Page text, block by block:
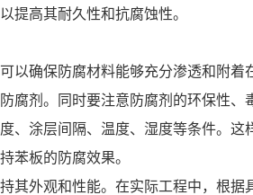
提高其耐久性和抗腐蚀性。
确保防腐材料能够充分渗透和附着
剂。同时要注意防腐剂的环保性、
涂层间隔、温度、湿度等条件。这
板的防腐效果。
观和性能。在实际工程中，根据